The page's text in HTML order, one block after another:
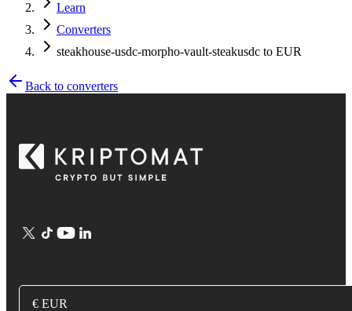
Learn
Converters
steakhouse-usdc-morpho-vault-steakusdc to EUR
Back to converters
€ EUR